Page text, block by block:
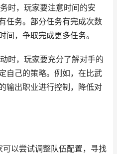
时，玩家要注意时间的安
任务。部分任务有完成次数
间，争取完成更多任务。
时，玩家要充分了解对手的
自己的策略。例如，在比武
输出职业进行控制，降低对
可以尝试调整队伍配置，寻找